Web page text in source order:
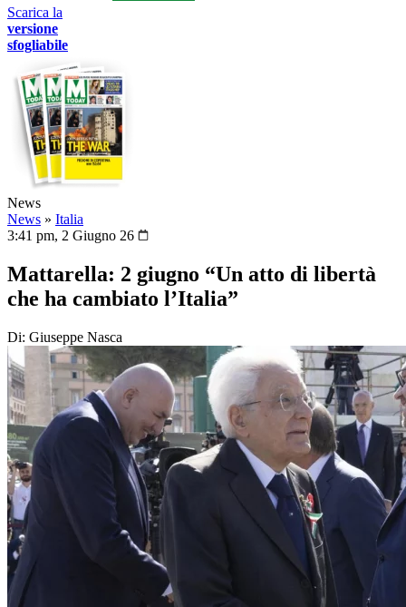
Scarica la
versione
sfogliabile
News
News » Italia
3:41 pm, 2 Giugno 26
Mattarella: 2 giugno “Un atto di libertà
che ha cambiato l’Italia”
Di: Giuseppe Nasca